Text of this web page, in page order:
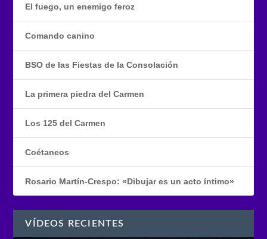
El fuego, un enemigo feroz
Comando canino
BSO de las Fiestas de la Consolación
La primera piedra del Carmen
Los 125 del Carmen
Coétaneos
Rosario Martín-Crespo: «Dibujar es un acto íntimo»
VÍDEOS RECIENTES